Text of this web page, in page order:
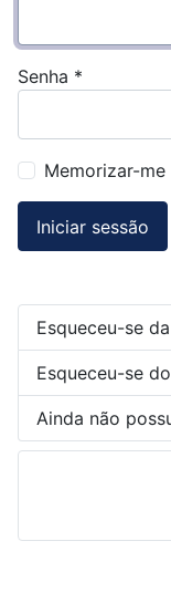
Senha *
Memorizar-me
Iniciar sessão
Esqueceu-se
Esqueceu-se
Ainda não